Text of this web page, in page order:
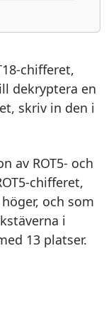
chifferet,
dekryptera en
skriv in den i
av ROT5- och
chifferet,
och som
i
13 platser.